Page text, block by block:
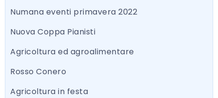
Numana eventi primavera 2022
Nuova Coppa Pianisti
Agricoltura ed agroalimentare
Rosso Conero
Agricoltura in festa